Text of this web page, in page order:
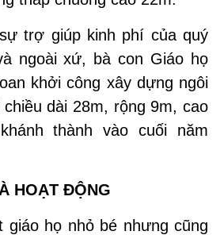
trợ giúp kinh phí của quý
ngoài xứ, bà con Giáo họ
khởi công xây dựng ngôi
dài 28m, rộng 9m, cao
thành vào cuối năm
HOẠT ĐỘNG
giáo họ nhỏ bé nhưng cũng